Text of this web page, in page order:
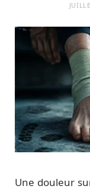
Une douleur